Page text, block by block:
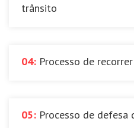
trânsito
04: Processo de
05: Processo de defesa